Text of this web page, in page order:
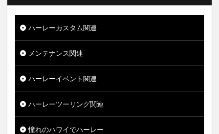
ハーレーカスタム関連
メンテナンス関連
ハーレーイベント関連
ハーレーツーリング関連
憧れのハワイでハーレー